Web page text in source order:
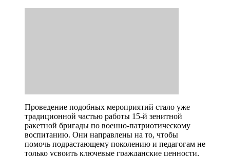
Проведение подобных мероприятий стало уже
традиционной частью работы 15-й зенитной
ракетной бригады по военно-патриотическому
воспитанию. Они направлены на то, чтобы
помочь подрастающему поколению и педагогам не
только усвоить ключевые гражданские ценности,